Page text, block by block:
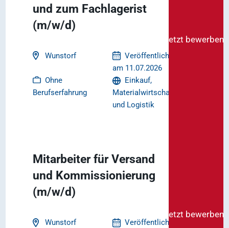
und zum Fachlagerist
(m/w/d)
Wunstorf
Veröffentlicht
am 11.07.2026
Ohne
Berufserfahrung
Einkauf,
Materialwirtschaft
und Logistik
Jetzt bewerben
Mitarbeiter für Versand
und Kommissionierung
(m/w/d)
Wunstorf
Veröffentlicht
Jetzt bewerben